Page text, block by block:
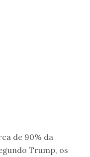
de 90% da
Trump, os